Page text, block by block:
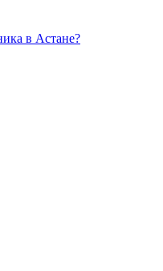
в Астане?